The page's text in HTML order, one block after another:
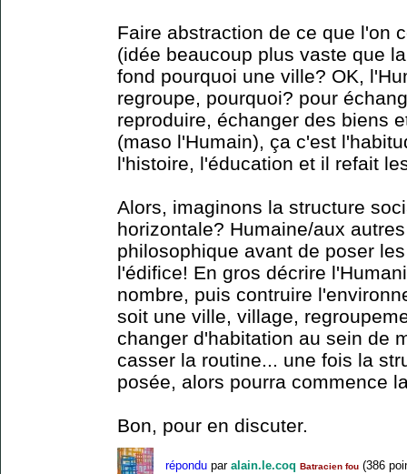
Faire abstraction de ce que l'on
(idée beaucoup plus vaste que
fond pourquoi une ville? OK,
regroupe, pourquoi? pour
reproduire, échanger des biens
(maso l'Humain), ça c'est
l'histoire, l'éducation et il refait
Alors, imaginons la structure
horizontale? Humaine/aux
philosophique avant de poser
l'édifice! En gros décrire
nombre, puis contruire
soit une ville, village,
changer d'habitation au sein de
casser la routine... une fois la
posée, alors pourra commence
Bon, pour en discuter.
répondu par alain.le.coq Batracien fou (386